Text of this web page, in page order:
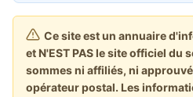
Ce site est un annuaire
et N'EST PAS le site officiel du
sommes ni affiliés, ni
opérateur postal. Les